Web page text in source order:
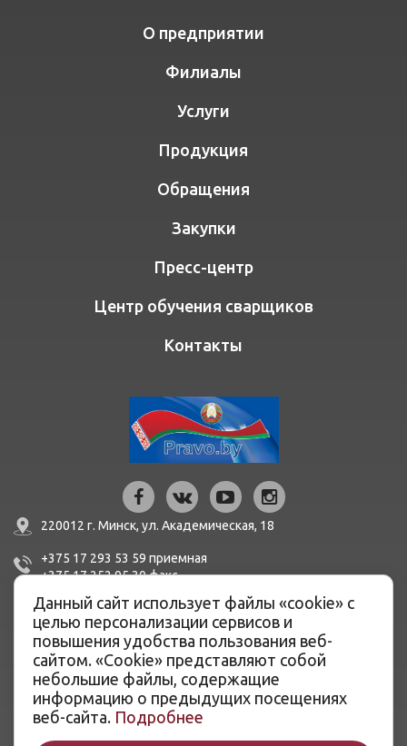
О предприятии
Филиалы
Услуги
Продукция
Обращения
Закупки
Пресс-центр
Центр обучения сварщиков
Контакты
220012 г. Минск, ул. Академическая, 18
+375 17 293 53 59 приемная
+375 17 252 95 30факc
mail@bern.by
IBAN BY51 BLBB 3012 0100 3455 0500 1001 в ЦБУ №527
ОАО «Белинвестбанк», г. Минск, ул. Карла Маркса, 33-4Н,
8Н,
BIC BLBBBY2X
Данный сайт использует файлы «cookie» с
целью персонализации сервисов и
повышения удобства пользования веб-
сайтом. «Cookie» представляют собой
небольшие файлы, содержащие
информацию о предыдущих посещениях
веб-сайта. Подробнее